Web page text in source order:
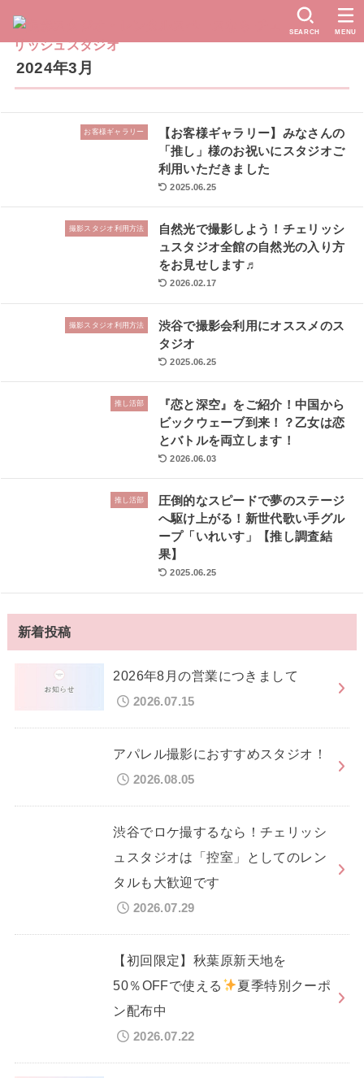
SEARCH MENU
2024年3月
お客様ギャラリー
【お客様ギャラリー】みなさんの
「推し」様のお祝いにスタジオご
利用いただきました
2025.06.25
撮影スタジオ利用方法
自然光で撮影しよう！チェリッシ
ュスタジオ全館の自然光の入り方
をお見せします♬
2026.02.17
撮影スタジオ利用方法
渋谷で撮影会利用にオススメのス
タジオ
2025.06.25
推し活部
『恋と深空』をご紹介！中国から
ビックウェーブ到来！？乙女は恋
とバトルを両立します！
2026.06.03
推し活部
圧倒的なスピードで夢のステージ
へ駆け上がる！新世代歌い手グル
ープ「いれいす」【推し調査結
果】
2025.06.25
新着投稿
2026年8月の営業につきまして
2026.07.15
アパレル撮影におすすめスタジオ！
2026.08.05
渋谷でロケ撮するなら！チェリッシ
ュスタジオは「控室」としてのレン
タルも大歓迎です
2026.07.29
【初回限定】秋葉原新天地を
50％OFFで使える
夏季特別クーポ
ン配布中
2026.07.22